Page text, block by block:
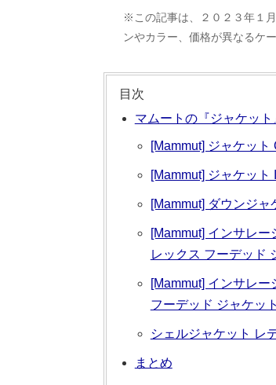
※この記事は、２０２３年１
ンやカラー、価格が異なるケ
目次
マムートの『ジャケット
[Mammut] ジャケッ
[Mammut] ジャケッ
[Mammut] ダウンジ
[Mammut] インサレ
レックス フーデッド
[Mammut] インサレ
フーデッド ジャケッ
シェルジャケット レ
まとめ